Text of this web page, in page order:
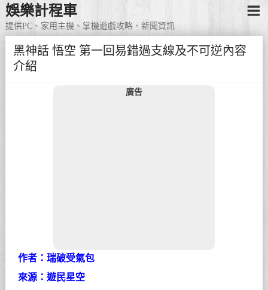
娛樂計程車
提供PC、家用主機、掌機遊戲攻略、新聞資訊
黑神話 悟空 第一回易錯過支線及不可逆內容
介紹
廣告
作者：瑞破受氣包
來源：遊民星空